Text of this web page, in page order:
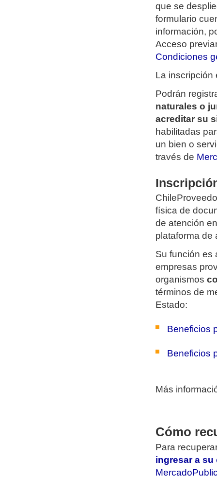
que se
formulario
información,
Acceso
Condiciones
La inscripción
Podrán
naturales o
acreditar su
habilitadas
un bien o
través de
física de
de atención
plataforma
Su función es
empresas
organismos
términos de
Estado:
Beneficios
Beneficios
Más
Cómo
Para
ingresar a su